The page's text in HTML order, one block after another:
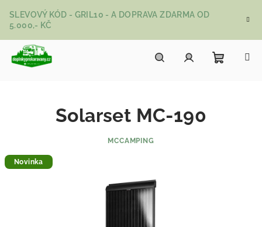
SLEVOVÝ KÓD - GRIL10 - A DOPRAVA ZDARMA OD
5.000,- KČ
Solarset MC-190
MCCAMPING
Novinka